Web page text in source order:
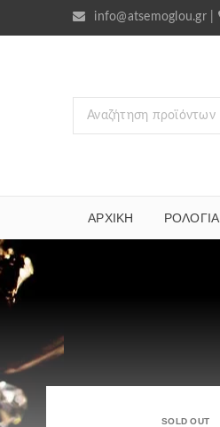
info@atsemoglou.gr|
ΑΡΧΙΚΗ ΡΟΛΟΓΙΑ
SOLD OUT